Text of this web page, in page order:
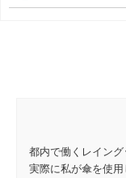
都内で働くレイング
実際に私が傘を使